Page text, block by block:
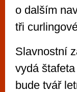
o dalším
tři
Slavnostní
vydá
bude tvář